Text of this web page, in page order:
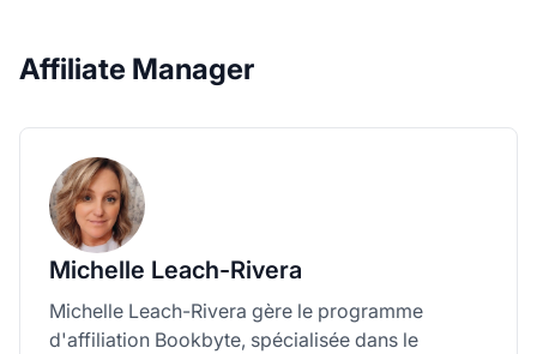
Affiliate Manager
Michelle Leach-Rivera
Michelle Leach-Rivera gère le programme
d'affiliation Bookbyte, spécialisée dans le